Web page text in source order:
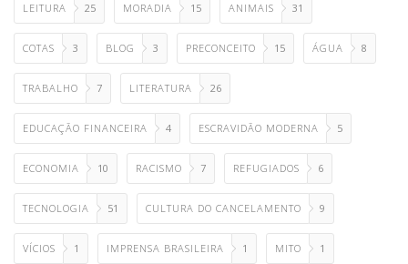
LEITURA 25 MORADIA 15 ANIMAIS 31
COTAS 3 BLOG 3 PRECONCEITO 15 ÁGUA 8
TRABALHO 7 LITERATURA 26
EDUCAÇÃO FINANCEIRA 4 ESCRAVIDÃO MODERNA 5
ECONOMIA 10 RACISMO 7 REFUGIADOS 6
TECNOLOGIA 51 CULTURA DO CANCELAMENTO 9
VÍCIOS 1 IMPRENSA BRASILEIRA 1 MITO 1